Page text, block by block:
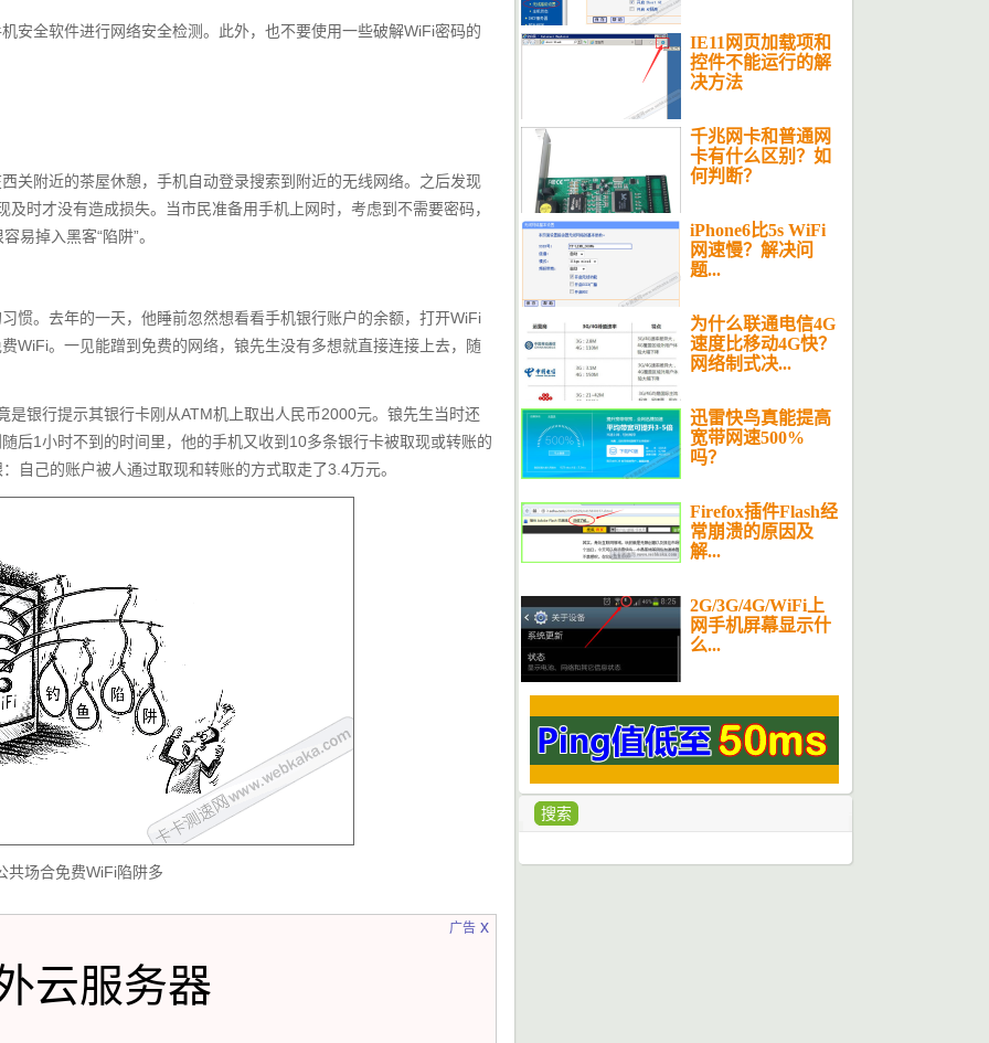
IE11网页加载项和
控件不能运行的解
决方法
千兆网卡和普通网
卡有什么区别？如
何判断？
iPhone6比5s WiFi
网速慢？解决问
题...
为什么联通电信4G
速度比移动4G快？
网络制式决...
迅雷快鸟真能提高
宽带网速500%
吗？
Firefox插件Flash经
常崩溃的原因及
解...
2G/3G/4G/WiFi上
网手机屏幕显示什
么...
搜索
安全软件进行网络安全检测。此外，也不要使用一些破解WiFi密码的
关附近的茶屋休憩，手机自动登录搜索到附近的无线网络。之后发现
时才没有造成损失。当市民准备用手机上网时，考虑到不需要密码，
易掉入黑客“陷阱”。
惯。去年的一天，他睡前忽然想看看手机银行账户的余额，打开WiFi
WiFi。一见能蹭到免费的网络，锒先生没有多想就直接连接上去，随
银行提示其银行卡刚从ATM机上取出人民币2000元。锒先生当时还
后1小时不到的时间里，他的手机又收到10多条银行卡被取现或转账的
自己的账户被人通过取现和转账的方式取走了3.4万元。
共场合免费WiFi陷阱多
广告
云服务器
x